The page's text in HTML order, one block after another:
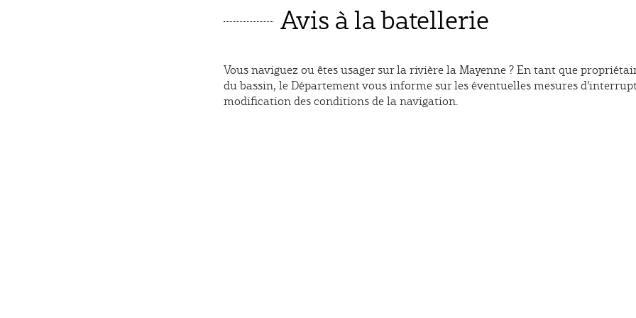
Avis à la batellerie
Vous naviguez ou êtes usager sur la rivière la Mayenne ? En tant que
du bassin, le Département vous informe sur les éventuelles mesures
modification des conditions de la navigation.